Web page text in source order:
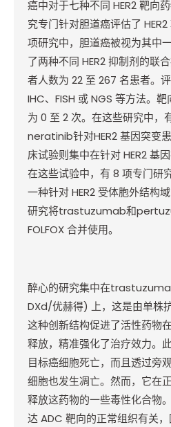
癌中对于七种不同 HER2靶向
究专门针对胆道癌评估了 HER2
项研究中，胆道癌被视为其中
了两种不同 HER2抑制剂的联
者人数为 22至267 名患者。
IHC、 FISH 或NGS 等方法。靶
为 0 至2次。在这些研究中，
neratinib针对HER2基因突变
床试验则集中在针对HER2基
在这些试验中，有 8 项专门研
一种针对HER2 受体胞外结构域
研究将trastuzumab和
FOLFOX 合并使用。
醉心的研究集中在
DXd/优赫得) 上，这是由单株
这种创新结构促进了活性药物在
释放，精准强化了治疗效力。
目标癌细胞死亡，而且透过旁
细胞也发生凋亡。然而，它在
释放这药物的一些毒性化合物
达ADC 靶向的正常组织有关